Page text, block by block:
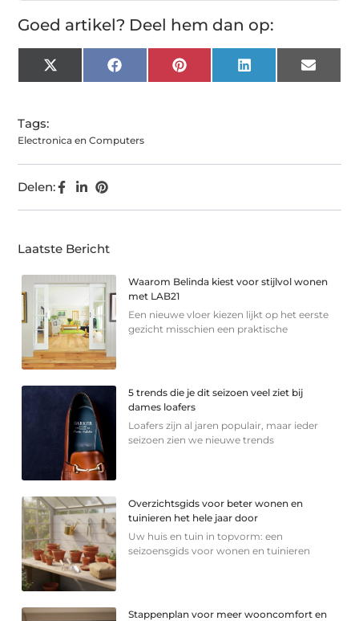
Goed artikel? Deel hem dan op:
X
(Twitter)
FacebookPinterest LinkedIn Email
Tags:
Electronica en Computers
Delen:
Laatste Bericht
Waarom Belinda kiest voor stijlvol wonen
met LAB21
Een nieuwe vloer kiezen lijkt op het eerste
gezicht misschien een praktische
5 trends die je dit seizoen veel ziet bij
dames loafers
Loafers zijn al jaren populair, maar ieder
seizoen zien we nieuwe trends
Overzichtsgids voor beter wonen en
tuinieren het hele jaar door
Uw huis en tuin in topvorm: een
seizoensgids voor wonen en tuinieren
Stappenplan voor meer wooncomfort en